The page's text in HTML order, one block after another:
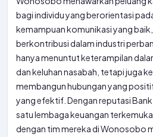
bagi individu yang berorientasi
kemampuan komunikasi yang
berkontribusi dalam industri
hanya menuntut keterampilan
dan keluhan nasabah, tetapi juga
membangun hubungan yang
yang efektif. Dengan reputasi Bank
satu lembaga keuangan
dengan tim mereka di Wonosobo